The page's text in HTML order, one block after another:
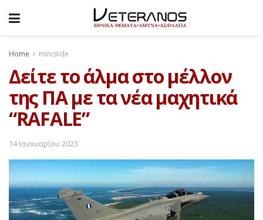
Home minislide
Δείτε το άλμα στο μέλλον
της ΠΑ με τα νέα μαχητικά
“RAFALE”
14 Ιανουαρίου 2023